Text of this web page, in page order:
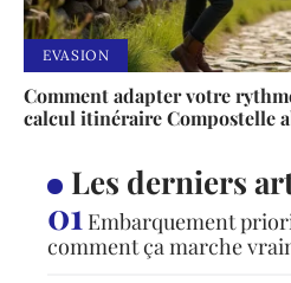
EVASION
Comment adapter votre
calcul itinéraire Compostelle
Les derniers
Embarquement
comment ça marche